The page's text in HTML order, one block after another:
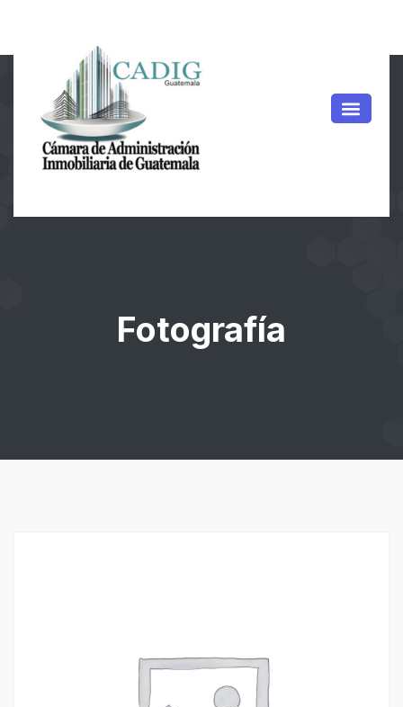
Fotografía